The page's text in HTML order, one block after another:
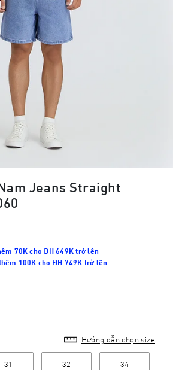
Jeans Straight
70K cho ĐH 649K trở lên
100K cho ĐH 749K trở lên
Hướng dẫn chọn size
31 32 34